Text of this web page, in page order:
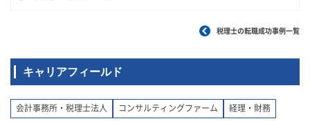
税理士の転職成功事例一覧
キャリアフィールド
会計事務所・税理士法人 コンサルティングファーム 経理・財務